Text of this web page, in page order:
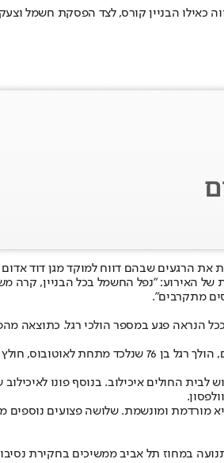
כאילו הבניין קורס, לצד הפסקת חשמל
הרגעים שבהם דווח למוקד מגן דוד
"נפל החשמל בכל הבניין, קרה
מתקרבים".
הנראה פגע במספר הולכי רגל. כתוצאה
הגבר שנלכד וחולץ. הפצועה הקשה ביותר היא ילדה בת 11.5, שפונתה במצב
מורדמת ומונשמת. שלושה פצועים נוספים